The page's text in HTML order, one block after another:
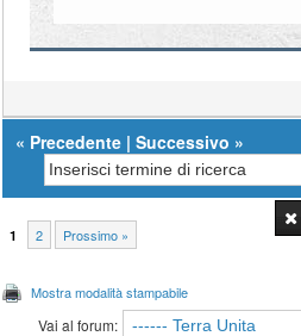
« Precedente |Successivo »
1 2 Prossimo »
Mostra modalità stampabile
Vai al forum: